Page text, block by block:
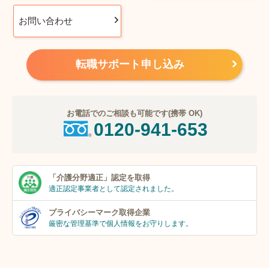
お問い合わせ
転職サポート申し込み
お電話でのご相談も可能です(携帯 OK)
0120-941-653
「介護分野適正」 認定を取得
適正認定事業者として認定されました。
プライバシーマーク取得企業
厳密な管理基準で個人情報をお守りします。